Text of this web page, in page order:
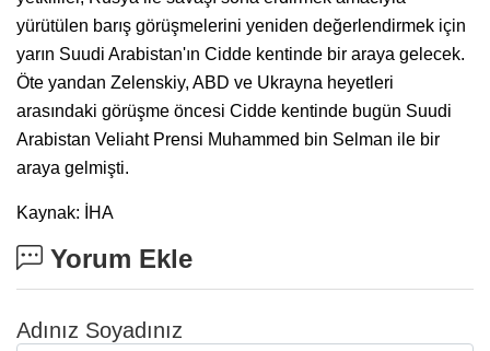
yürütülen barış görüşmelerini yeniden değerlendirmek için
yarın Suudi Arabistan'ın Cidde kentinde bir araya gelecek.
Öte yandan Zelenskiy, ABD ve Ukrayna heyetleri
arasındaki görüşme öncesi Cidde kentinde bugün Suudi
Arabistan Veliaht Prensi Muhammed bin Selman ile bir
araya gelmişti.
Kaynak: İHA
Yorum Ekle
Adınız Soyadınız